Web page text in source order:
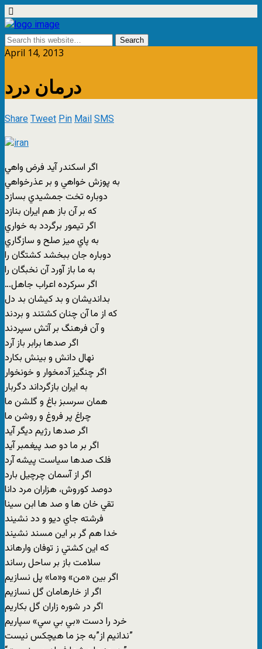
April 14, 2013
درمان درد
ShareTweetPinMailSMS
اگر اسکندر آيد فرض واهي
به پوزش خواهي و بر عذرخواهي
دوباره تخت جمشيدي بسازد
که بر آن باز هم ايران بنازد
اگر تيمور برگردد به خواري
به پاي ميز صلح و سازگاري
دوباره جان ببخشد کشتگان را
به ما باز آورد آن نخبگان را
…اگر سرکرده اعراب جاهل
بدانديشان و بد کيشان بد دل
که از ما آن چنان کشتند و بردند
و آن فرهنگ بر آتش سپردند
اگر صدها برابر باز آرد
نهال دانش و بينش بکارد
اگر چنگيز آدمخوار و خونخوار
به ايران بازگرداند دگربار
همان سرسبز باغ و گلشن ما
چراغ پر فروغ و روشن ما
اگر صدها رژيم ديگر آيد
اگر بر ما دو صد پيغمبر آيد
فلک صدها سياست پيشه آرد
اگر از آسمان چرچيل بارد
دوصد کوروش، هزاران مرد دانا
تقي خان ها و صد ها ابن سينا
فرشته جاي ديو و دد نشيند
خدا هم گر بر اين مسند نشيند
که اين کشتي ز توفان وارهاند
سلامت باز بر ساحل رساند
اگر بين «من» و«ما» پل نسازيم
اگر از خارهامان گل نسازيم
اگر در شوره زاران گل بکاريم
خرد را دست «بي بي سي» سپاريم
ندانيم از”به جز ما هيچکس نيست”